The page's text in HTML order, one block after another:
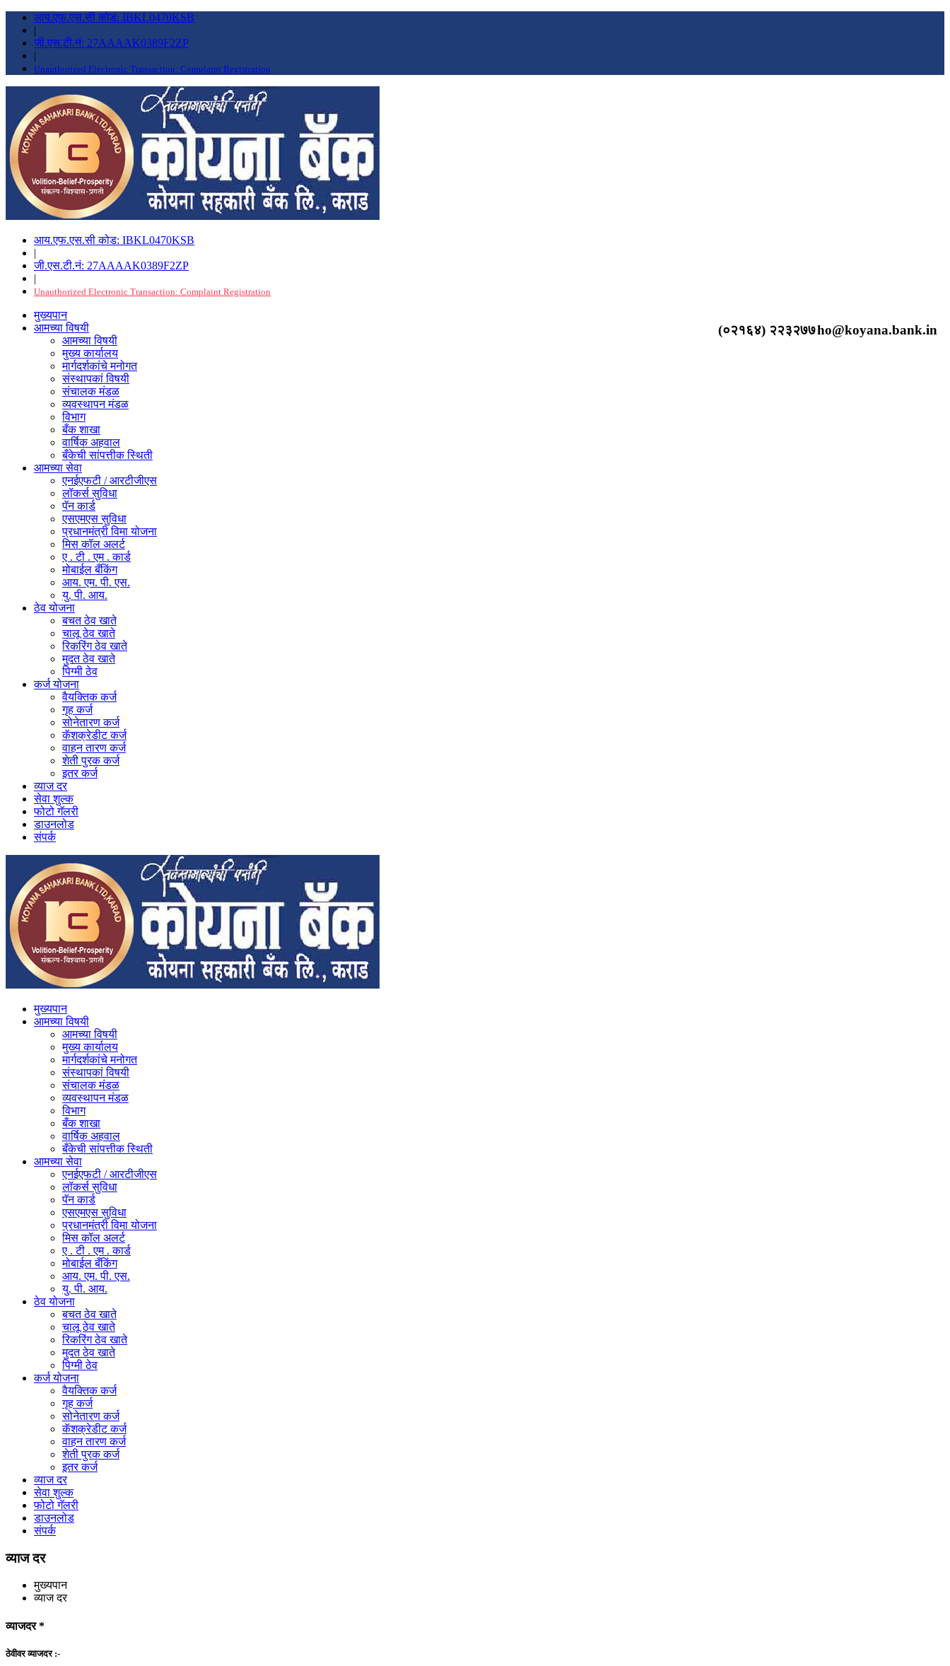
आय.एफ.एस.सी कोड: IBKL0470KSB
|
जी.एस.टी.नं: 27AAAAK0389F2ZP
|
Unauthorized Electronic Transaction: Complaint Registration
आय.एफ.एस.सी कोड: IBKL0470KSB
|
जी.एस.टी.नं: 27AAAAK0389F2ZP
|
Unauthorized Electronic Transaction: Complaint Registration
ho@koyana.bank.in
(०२१६४) २२३२७७
मुख्यपान
आमच्या विषयी
आमच्या विषयी
मुख्य कार्यालय
मार्गदर्शकांचे मनोगत
संस्थापकां विषयी
संचालक मंडळ
व्यवस्थापन मंडळ
विभाग
बँक शाखा
वार्षिक अहवाल
बँकेची सांपत्तीक स्थिती
आमच्या सेवा
एनईएफटी / आरटीजीएस
लॉकर्स सुविधा
पॅन कार्ड
एसएमएस सुविधा
प्रधानमंत्री विमा योजना
मिस कॉल अलर्ट
ए . टी . एम . कार्ड
मोबाईल बँकिंग
आय. एम. पी. एस.
यु. पी. आय.
ठेव योजना
बचत ठेव खाते
चालू ठेव खाते
रिकरिंग ठेव खाते
मुदत ठेव खाते
पिग्मी ठेव
कर्ज योजना
वैयक्तिक कर्ज
गृह कर्ज
सोनेतारण कर्ज
कॅशक्रेडीट कर्ज
वाहन तारण कर्ज
शेती पुरक कर्ज
इतर कर्ज
व्याज दर
सेवा शुल्क
फोटो गॅलरी
डाउनलोड
संपर्क
मुख्यपान
आमच्या विषयी
आमच्या विषयी
मुख्य कार्यालय
मार्गदर्शकांचे मनोगत
संस्थापकां विषयी
संचालक मंडळ
व्यवस्थापन मंडळ
विभाग
बँक शाखा
वार्षिक अहवाल
बँकेची सांपत्तीक स्थिती
आमच्या सेवा
एनईएफटी / आरटीजीएस
लॉकर्स सुविधा
पॅन कार्ड
एसएमएस सुविधा
प्रधानमंत्री विमा योजना
मिस कॉल अलर्ट
ए . टी . एम . कार्ड
मोबाईल बँकिंग
आय. एम. पी. एस.
यु. पी. आय.
ठेव योजना
बचत ठेव खाते
चालू ठेव खाते
रिकरिंग ठेव खाते
मुदत ठेव खाते
पिग्मी ठेव
कर्ज योजना
वैयक्तिक कर्ज
गृह कर्ज
सोनेतारण कर्ज
कॅशक्रेडीट कर्ज
वाहन तारण कर्ज
शेती पुरक कर्ज
इतर कर्ज
व्याज दर
सेवा शुल्क
फोटो गॅलरी
डाउनलोड
संपर्क
व्याज दर
मुख्यपान
व्याज दर
व्याजदर *
ठेवीवर व्याजदर :-